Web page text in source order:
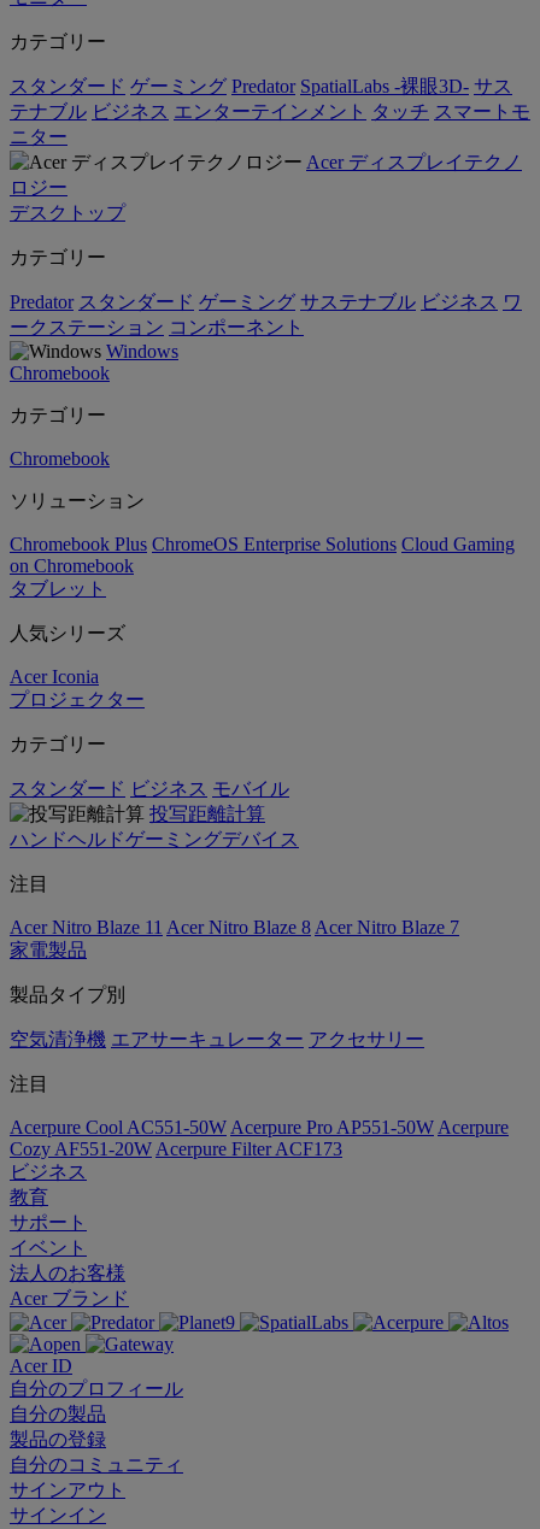
カテゴリー
スタンダード ゲーミング Predator SpatialLabs -裸眼3D- サス
テナブル ビジネス エンターテインメント タッチ スマートモ
ニター
Acer ディスプレイテクノ
ロジー
デスクトップ
カテゴリー
Predator スタンダード ゲーミング サステナブル ビジネス ワ
ークステーション コンポーネント
Windows
Chromebook
カテゴリー
Chromebook
ソリューション
Chromebook Plus ChromeOS Enterprise Solutions Cloud Gaming
on Chromebook
タブレット
人気シリーズ
Acer Iconia
プロジェクター
カテゴリー
スタンダード ビジネス モバイル
投写距離計算
ハンドヘルドゲーミングデバイス
注目
Acer Nitro Blaze 11 Acer Nitro Blaze 8 Acer Nitro Blaze 7
家電製品
製品タイプ別
空気清浄機 エアサーキュレーター アクセサリー
注目
Acerpure Cool AC551-50W Acerpure Pro AP551-50W Acerpure
Cozy AF551-20W Acerpure Filter ACF173
ビジネス
教育
サポート
イベント
法人のお客様
Acer ブランド
Acer ID
自分のプロフィール
自分の製品
製品の登録
自分のコミュニティ
サインアウト
サインイン